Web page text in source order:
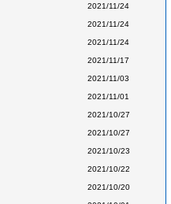
2021/11/24
2021/11/24
2021/11/24
2021/11/17
2021/11/03
2021/11/01
2021/10/27
2021/10/27
2021/10/23
2021/10/22
2021/10/20